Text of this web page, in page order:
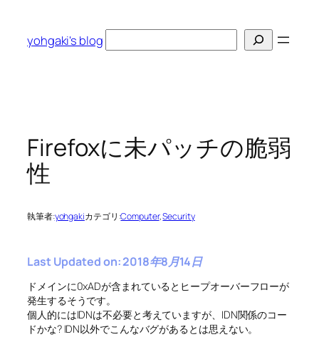
yohgaki's blog
索
Firefoxに未パッチの脆弱
性
執筆者:yohgakiカテゴリ:Computer, Security
Last Updated on: 2018年8月14日
ドメインに0xADが含まれているとヒープオーバーフローが
発生するそうです。
個人的にはIDNは不必要と考えていますが、IDN関係のコー
ドかな? IDN以外でこんなバグがあるとは思えない。